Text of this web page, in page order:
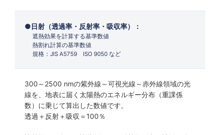
日射（透過率・反射率・吸収率）：
遮熱効果を計算する基準数値
熱割れ計算の基準数値
規格：JIS A5759 ISO 9050 など
300～2500 nmの紫外線～可視光線～赤外線領域の光
線を、地表に届く太陽熱のエネルギー分布（重課係
数）に乗じて算出した数値です。
透過＋反射＋吸収＝100％